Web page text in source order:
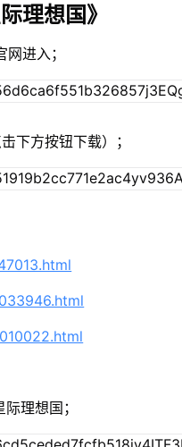
理想国》
进入；
下方按钮下载）；
理想国；